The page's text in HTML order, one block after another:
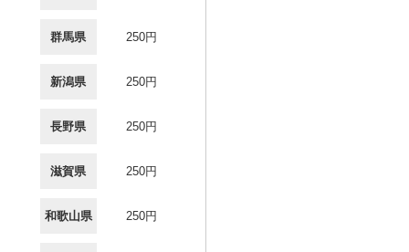
群馬県 250円
新潟県 250円
長野県 250円
滋賀県 250円
和歌山県 250円